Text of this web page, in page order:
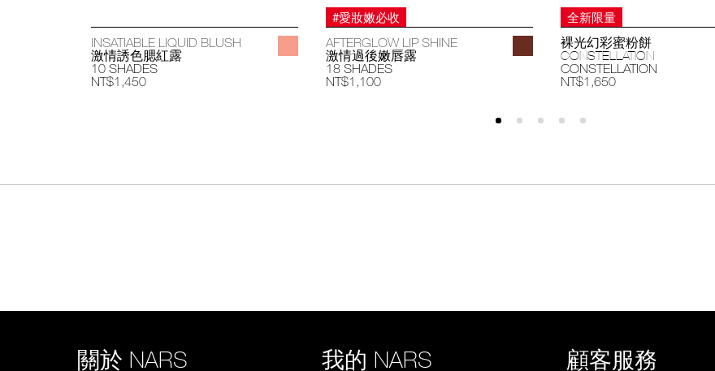
INSATIABLE LIQUID BLUSH
激情誘色腮紅露
10 SHADES
NT$1,450
#愛妝嫩必收
AFTERGLOW LIP SHINE
激情過後嫩唇露
18 SHADES
NT$1,100
全新限量
裸光幻彩蜜粉餅
CONSTELLATION
CONSTELLATION
NT$1,650
關於 NARS 我的 NARS 顧客服務